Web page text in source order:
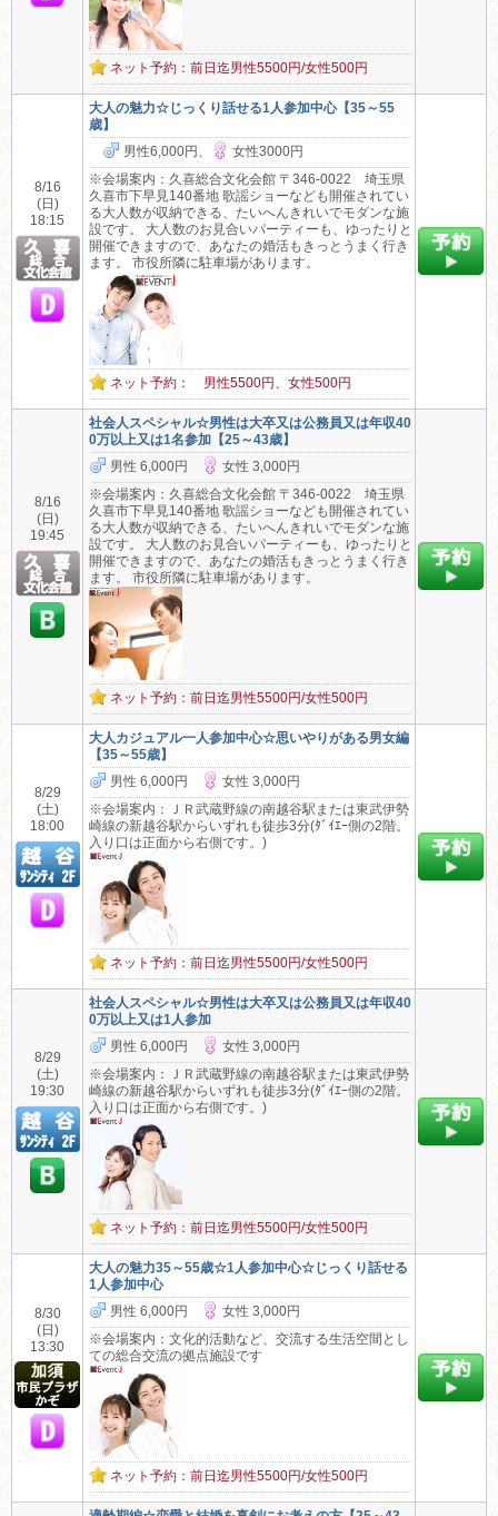
ネット予約：前日迄男性5500円/女性500円
8/16
(日)
18:15
大人の魅力☆じっくり話せる1人参加中心【35～55
歳】
男性6,000円、
女性3000円
※会場案内：久喜総合文化会館 〒346-0022 埼玉県
久喜市下早見140番地 歌謡ショーなども開催されてい
る大人数が収納できる、たいへんきれいでモダンな施
設です。 大人数のお見合いパーティーも、ゆったりと
開催できますので、あなたの婚活もきっとうまく行き
ます。 市役所隣に駐車場があります。
ネット予約： 男性5500円、女性500円
8/16
(日)
19:45
社会人スペシャル☆男性は大卒又は公務員又は年収40
0万以上又は1名参加【25～43歳】
男性 6,000円
女性 3,000円
※会場案内：久喜総合文化会館 〒346-0022 埼玉県
久喜市下早見140番地 歌謡ショーなども開催されてい
る大人数が収納できる、たいへんきれいでモダンな施
設です。 大人数のお見合いパーティーも、ゆったりと
開催できますので、あなたの婚活もきっとうまく行き
ます。 市役所隣に駐車場があります。
ネット予約：前日迄男性5500円/女性500円
8/29
(土)
18:00
大人カジュアル一人参加中心☆思いやりがある男女編
【35～55歳】
男性 6,000円
女性 3,000円
※会場案内：ＪＲ武蔵野線の南越谷駅または東武伊勢
崎線の新越谷駅からいずれも徒歩3分(ﾀﾞｲｴｰ側の2階。
入り口は正面から右側です。)
ネット予約：前日迄男性5500円/女性500円
8/29
(土)
19:30
社会人スペシャル☆男性は大卒又は公務員又は年収40
0万以上又は1人参加
男性 6,000円
女性 3,000円
※会場案内：ＪＲ武蔵野線の南越谷駅または東武伊勢
崎線の新越谷駅からいずれも徒歩3分(ﾀﾞｲｴｰ側の2階。
入り口は正面から右側です。)
ネット予約：前日迄男性5500円/女性500円
8/30
(日)
13:30
大人の魅力35～55歳☆1人参加中心☆じっくり話せる
1人参加中心
男性 6,000円
女性 3,000円
※会場案内：文化的活動など、交流する生活空間とし
ての総合交流の拠点施設です
ネット予約：前日迄男性5500円/女性500円